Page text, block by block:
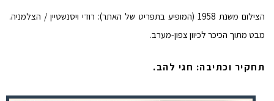
הצילום משנת 1958 (המופיע בתפריט של האתר): רודי ויסנשטיין / הצלמניה.
מבט מתוך הכיכר לכיוון צפון-מערב.
תחקיר וכתיבה: חגי להב.